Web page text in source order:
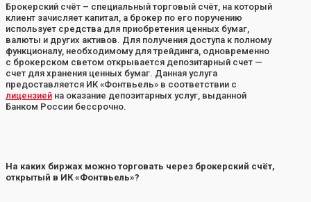
Брокерский счёт – специальный торговый счёт, на который
клиент зачисляет капитал, а брокер по его поручению
использует средства для приобретения ценных бумаг,
валюты и других активов. Для получения доступа к полному
функционалу, необходимому для трейдинга, одновременно
с брокерском светом открывается депозитарный счет —
счет для хранения ценных бумаг. Данная услуга
предоставляется ИК «Фонтвьель» в соответствии с
лицензией на оказание депозитарных услуг, выданной
Банком России бессрочно.
На каких биржах можно торговать через брокерский счёт,
открытый в ИК «Фонтвьель»?